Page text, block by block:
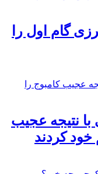
گام اول را
با نتیجه عجیب
خود کردند